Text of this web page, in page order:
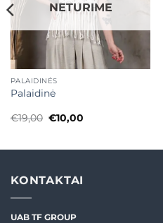
NETURIME
PALAIDINĖS
Palaidinė
€19,00 Original
price
€10,00Current
KONTAKTAI
UAB TF GROUP